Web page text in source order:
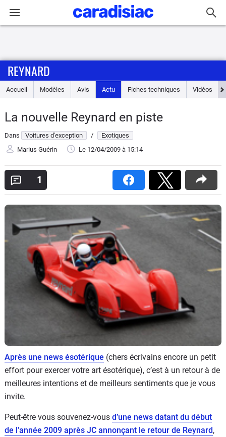
Accueil
Essais
Guide
Electriques
Flottes
Services
Marques
REYNARD
Accueil Modèles Avis Actu Fiches techniques Vidéos
La nouvelle Reynard en piste
Dans Voitures d'exception /
Exotiques
Marius Guérin
Le 12/04/2009 à 15:14
1
Après une news ésotérique (chers écrivains encore un petit
effort pour exercer votre art ésotérique), c’est à un retour à de
meilleures intentions et de meilleurs sentiments que je vous
invite.
Peut-être vous souvenez-vous d’une news datant du début
de l’année 2009 après JC annonçant le retour de Reynard,